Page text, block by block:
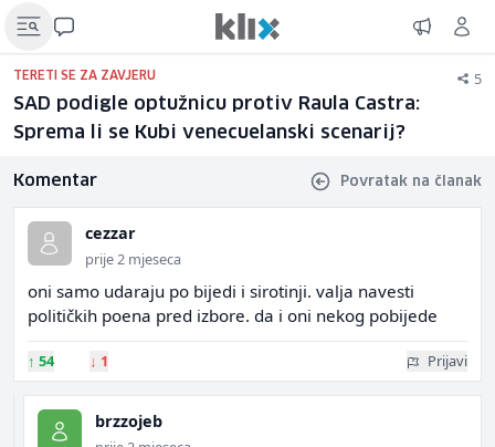
TERETI SE ZA ZAVJERU 5
SAD podigle optužnicu protiv Raula Castra:
Sprema li se Kubi venecuelanski scenarij?
Komentar Povratak na članak
cezzar
prije 2 mjeseca
oni samo udaraju po bijedi i sirotinji. valja navesti
političkih poena pred izbore. da i oni nekog pobijede
↑ 54 ↓ 1 Prijavi
brzzojeb